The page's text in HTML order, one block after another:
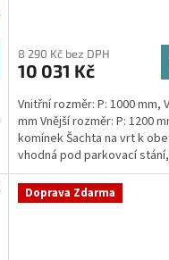
8 290 Kč bez DPH
10 031 Kč
Vnitřní rozměr: P: 1000 mm,
mm Vnější rozměr: P: 1200
komínek Šachta na vrt k
vhodná pod parkovací
nebo do míst...
Doprava Zdarma